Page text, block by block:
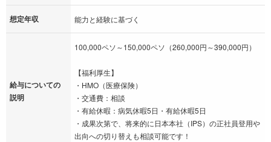
想定年収 能力と経験に基づく
給与についての
説明
100,000ペソ～150,000ペソ（260,000円～390,000円）
【福利厚生】
・HMO（医療保険）
・交通費：相談
・有給休暇：病気休暇5日・有給休暇5日
・成果次第で、将来的に日本本社（IPS）の正社員登用や
出向への切り替えも相談可能です！